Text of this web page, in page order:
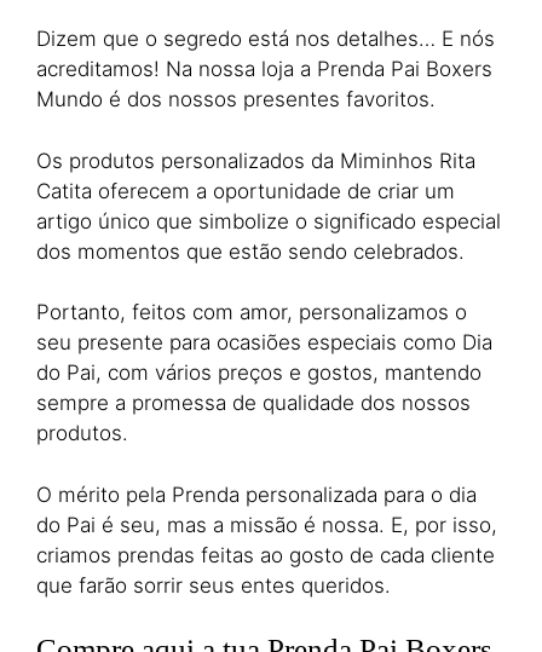
Dizem que o segredo está nos detalhes… E nós
acreditamos! Na nossa loja a Prenda Pai Boxers
Mundo é dos nossos presentes favoritos.
Os produtos personalizados da Miminhos Rita
Catita oferecem a oportunidade de criar um
artigo único que simbolize o significado especial
dos momentos que estão sendo celebrados.
Portanto, feitos com amor, personalizamos o
seu presente para ocasiões especiais como Dia
do Pai, com vários preços e gostos, mantendo
sempre a promessa de qualidade dos nossos
produtos.
O mérito pela Prenda personalizada para o dia
do Pai é seu, mas a missão é nossa. E, por isso,
criamos prendas feitas ao gosto de cada cliente
que farão sorrir seus entes queridos.